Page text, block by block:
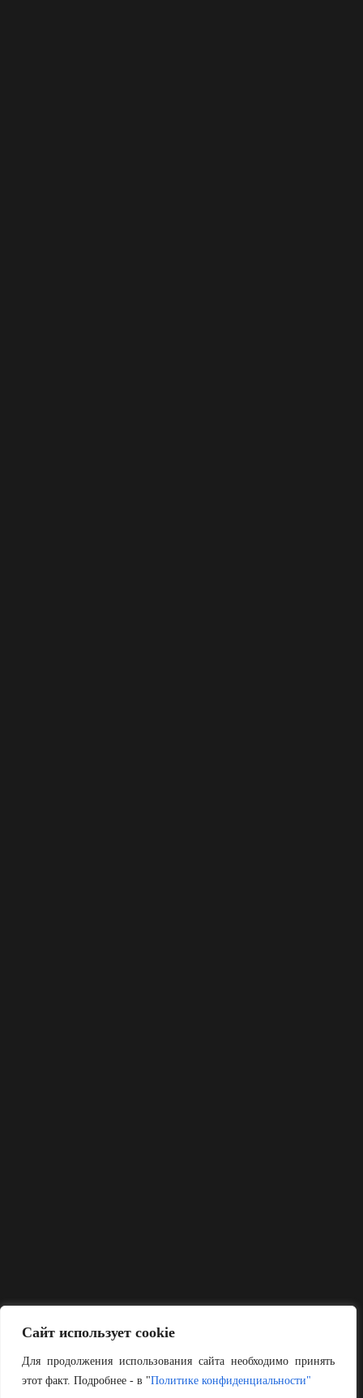
Сайт использует cookie
Для продолжения использования сайта необходимо принять
этот факт. Подробнее - в "Политике конфиденциальности"